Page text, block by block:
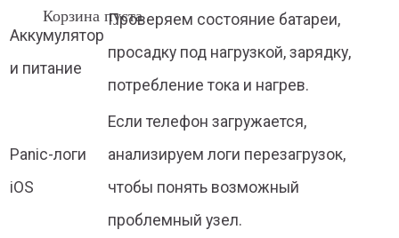
Корзина пуста
Аккумулятор
и питание
Проверяем состояние батареи,
просадку под нагрузкой, зарядку,
потребление тока и нагрев.
Panic-логи
iOS
Если телефон загружается,
анализируем логи перезагрузок,
чтобы понять возможный
проблемный узел.